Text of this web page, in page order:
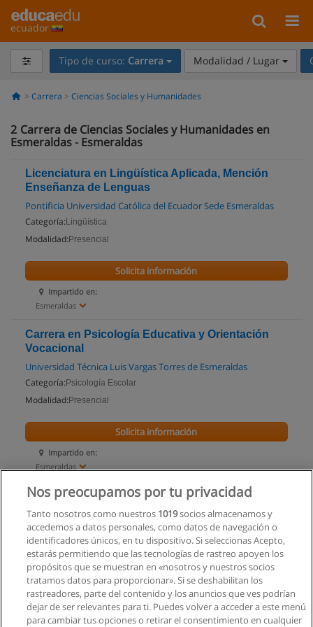
ecuador
Tipo de curso: Carrera Modalidad / Lugar
Carrera Ciencias Sociales y Humanidades
2 Carrera de Ciencias Sociales y Humanidades en
Esmeraldas - Esmeraldas
Licenciatura en Lingüística Aplicada, Mención
Enseñanza de Lenguas
Pontificia Universidad Católica del Ecuador Sede Esmeraldas
Categoría: Lingüística
Modalidad: Presencial
Impartido en:
Esmeraldas
Solicita información
Carrera en Psicología Educativa y Orientación
Vocacional
Universidad Técnica Luis Vargas Torres de Esmeraldas
Categoría: Psicología Escolar
Modalidad: Presencial
Impartido en:
Esmeraldas
Solicita información
Nos preocupamos por tu privacidad
Tanto nosotros como nuestros 1019socios almacenamos y
accedemos a datos personales, como datos de navegación o
identificadores únicos, en tu dispositivo. Si seleccionas Acepto,
estarás permitiendo que las tecnologías de rastreo apoyen los
propósitos que se muestran en «nosotros y nuestros socios
tratamos datos para proporcionar». Si se deshabilitan los
rastreadores, parte del contenido y los anuncios que ves podrían
dejar de ser relevantes para ti. Puedes volver a acceder a este menú
para cambiar tus opciones o retirar el consentimiento en cualquier